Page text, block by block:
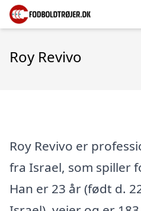
Roy Revivo
Roy Revivo er
fra Israel, som spiller
Han er 23 år (født d.